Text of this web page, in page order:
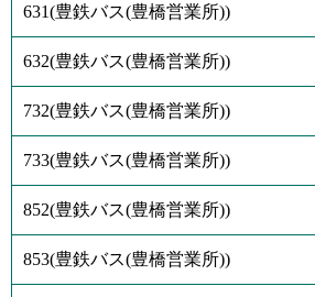
631(豊鉄バス(豊橋営業所))
632(豊鉄バス(豊橋営業所))
732(豊鉄バス(豊橋営業所))
733(豊鉄バス(豊橋営業所))
852(豊鉄バス(豊橋営業所))
853(豊鉄バス(豊橋営業所))